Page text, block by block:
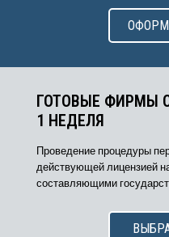
ГОТОВЫЕ ФИРМЫ
1 НЕДЕЛЯ
Проведение процедуры
действующей лицензией
составляющими